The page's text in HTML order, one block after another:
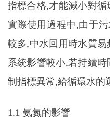
指標合格,才能減小對
實際使用過程中,由于
較多,中水回用時水質
系統影響較小,若持續
制指標異常,給循環水的
1.1 氨氮的影響